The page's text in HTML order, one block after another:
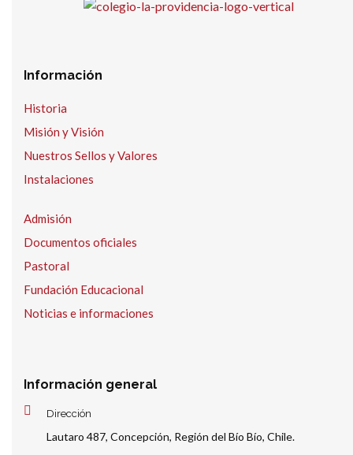
Información
Historia
Misión y Visión
Nuestros Sellos y Valores
Instalaciones
Admisión
Documentos oficiales
Pastoral
Fundación Educacional
Noticias e informaciones
Información general
Dirección
Lautaro 487, Concepción, Región del Bío Bío, Chile.